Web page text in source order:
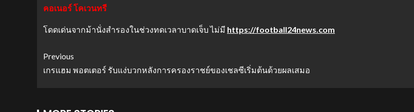
คอเนอร์ โคเวนทรี
โดดเด่นจากม้านั่งสำรองในช่วงทดเวลาบาดเจ็บ ไม่มี https://football24news.com
Previous
เกรแฮม พอตเตอร์ รับแง่บวกหลังการครองราชย์ของเชลซีเริ่มต้นด้วยผลเสมอ